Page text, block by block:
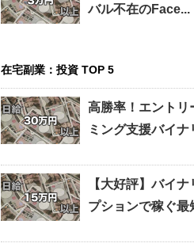
バル不在のFace...
在宅副業：投資 TOP 5
高勝率！エントリ
ミング支援バイナ
【大好評】バイナ
プションで稼ぐ最